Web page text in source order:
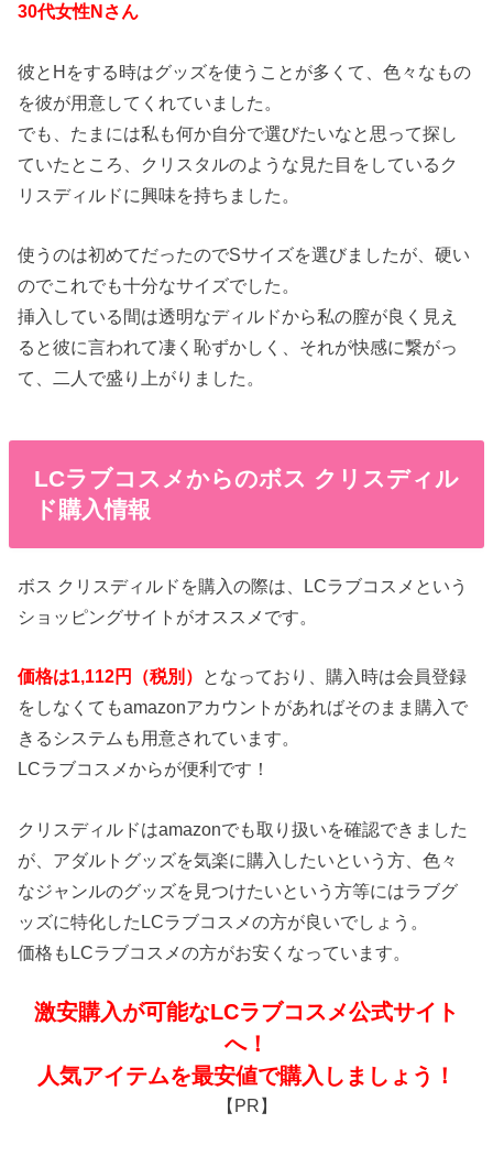
30代女性Nさん
彼とHをする時はグッズを使うことが多くて、色々なもの
を彼が用意してくれていました。
でも、たまには私も何か自分で選びたいなと思って探し
ていたところ、クリスタルのような見た目をしているク
リスディルドに興味を持ちました。
使うのは初めてだったのでSサイズを選びましたが、硬い
のでこれでも十分なサイズでした。
挿入している間は透明なディルドから私の膣が良く見え
ると彼に言われて凄く恥ずかしく、それが快感に繋がっ
て、二人で盛り上がりました。
LCラブコスメからのボス クリスディル
ド購入情報
ボス クリスディルドを購入の際は、LCラブコスメという
ショッピングサイトがオススメです。
価格は1,112円（税別） となっており、購入時は会員登録
をしなくてもamazonアカウントがあればそのまま購入で
きるシステムも用意されています。
LCラブコスメからが便利です！
クリスディルドはamazonでも取り扱いを確認できました
が、アダルトグッズを気楽に購入したいという方、色々
なジャンルのグッズを見つけたいという方等にはラブグ
ッズに特化したLCラブコスメの方が良いでしょう。
価格もLCラブコスメの方がお安くなっています。
激安購入が可能なLCラブコスメ公式サイト
へ！
人気アイテムを最安値で購入しましょう！
【PR】